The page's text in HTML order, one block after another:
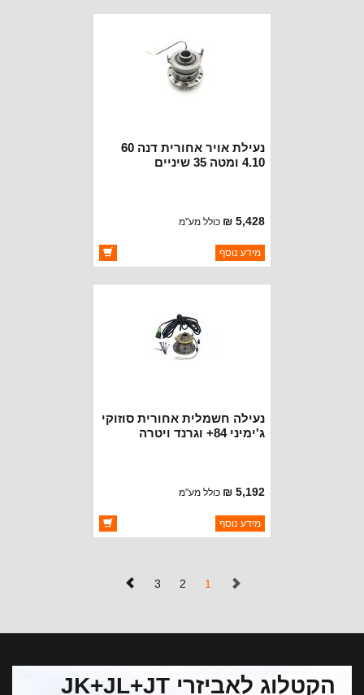
נעילת אויר אחורית דנה 60
4.10 ומטה 35 שיניים
5,428 ₪ כולל מע"מ
ברקוד: ET36
יצרן:OAKMAN OFFROAD
מידע נוסף
נעילה חשמלית אחורית סוזוקי
ג'ימיני 84+ וגרנד ויטרה
5,192 ₪ כולל מע"מ
ברקוד: ET208
יצרן:HF DIFFERENTIAL
מידע נוסף
1 (נוכחי)
2
3
הקטלוג לאביזרי JK+JL+JT